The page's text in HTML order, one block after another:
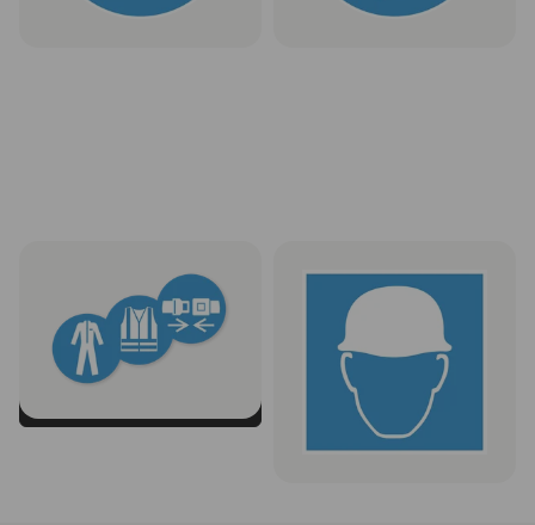
apsauginį šalmą“
1 vnt. be PVM nuo
Rinktis